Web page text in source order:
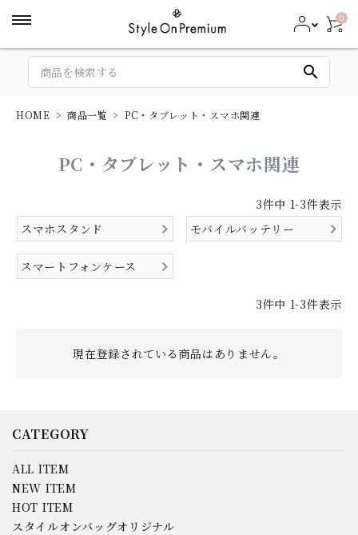
0
search
HOME 商品一覧 PC・タブレット・スマホ関連
PC・タブレット・スマホ関連
3件中 1-3件表示
スマホスタンド
モバイルバッテリー
スマートフォンケース
3件中 1-3件表示
現在登録されている商品はありません。
CATEGORY
ALL ITEM
NEW ITEM
HOT ITEM
スタイルオンバッグオリジナル